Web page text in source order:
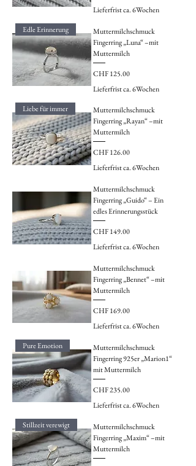
Lieferfrist ca. 6Wochen
Edle Erinnerung
Muttermilchschmuck
Fingerring „Luna“ –mit
Muttermilch
Preis
CHF 125.00
Lieferfrist ca. 6Wochen
Liebe für immer
Muttermilchschmuck
Fingerring „Rayan“ –mit
Muttermilch
Preis
CHF 126.00
Lieferfrist ca. 6Wochen
Muttermilchschmuck
Fingerring „Guido“ – Ein
edles Erinnerungsstück
Preis
CHF 149.00
Lieferfrist ca. 6Wochen
Muttermilchschmuck
Fingerring „Bennet“ –mit
Muttermilch
Preis
CHF 169.00
Lieferfrist ca. 6Wochen
Pure Emotion
Muttermilchschmuck
Fingerring 925er „Marion1“
mit Muttermilch
Preis
CHF 235.00
Lieferfrist ca. 6Wochen
Stillzeit verewigt
Muttermilchschmuck
Fingerring „Maxim“ –mit
Muttermilch